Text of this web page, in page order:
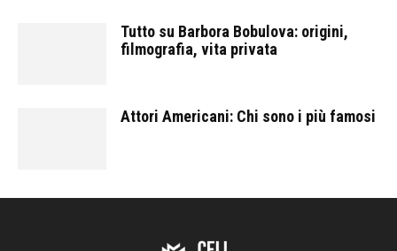
Tutto su Barbora Bobulova: origini,
filmografia, vita privata
Attori Americani: Chi sono i più famosi